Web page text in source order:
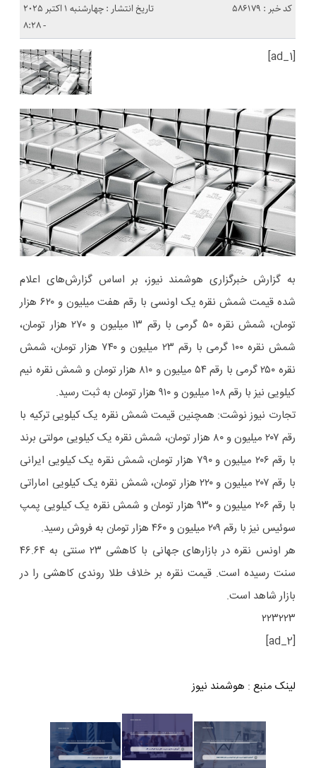
کد خبر : 586179
تاریخ انتشار : چهارشنبه 1 اکتبر 2025
- 8:28
[ad_1]
به گزارش خبرگزاری هوشمند نیوز، بر اساس گزارش‌های اعلام
شده قیمت شمش نقره یک اونسی با رقم هفت میلیون و ۶۲۰ هزار
تومان، شمش نقره ۵۰ گرمی با رقم ۱۳ میلیون و ۲۷۰ هزار تومان،
‌شمش نقره ۱۰۰ گرمی با رقم ۲۳ میلیون و ۷۴۰ هزار تومان، شمش
نقره ۲۵۰ گرمی با رقم ۵۴ میلیون و ۸۱۰ هزار تومان و شمش نقره نیم
کیلویی نیز با رقم ۱۰۸ میلیون و ۹۱۰ هزار تومان به ثبت رسید.
تجارت نیوز نوشت: همچنین قیمت شمش نقره یک کیلویی ترکیه با
رقم ۲۰۷ میلیون و ۸۰ هزار تومان،‌ شمش نقره یک کیلویی مولتی برند
با رقم ۲۰۶ میلیون و ۷۹۰ هزار تومان، شمش نقره یک کیلویی ایرانی
با رقم ۲۰۷ میلیون و ۲۲۰ هزار تومان، شمش نقره یک کیلویی اماراتی
با رقم ۲۰۶ میلیون و ۹۳۰ هزار تومان و شمش نقره یک کیلویی پمپ
سوئیس نیز با رقم ۲۰۹ میلیون و ۴۶۰ هزار تومان به فروش رسید.
هر اونس نقره در بازارهای جهانی با کاهشی ۲۳ سنتی به ۴۶.۶۴
سنت رسیده است. قیمت نقره بر خلاف طلا روندی کاهشی را در
بازار شاهد است.
۲۲۳۲۲۳
[ad_2]
لینک منبع : هوشمند نیوز